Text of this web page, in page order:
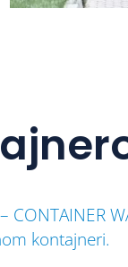
kontajneri.